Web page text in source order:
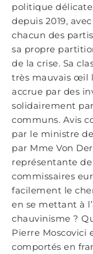
politique
depuis 2019,
chacun des
sa propre
de la crise. Sa
très mauvais œil
accrue par des
solidairement
communs. Avis
par le ministre
par Mme Von
représentante de
commissaires
facilement le
en se mettant à
chauvinisme ?
Pierre Moscovici
comportés en